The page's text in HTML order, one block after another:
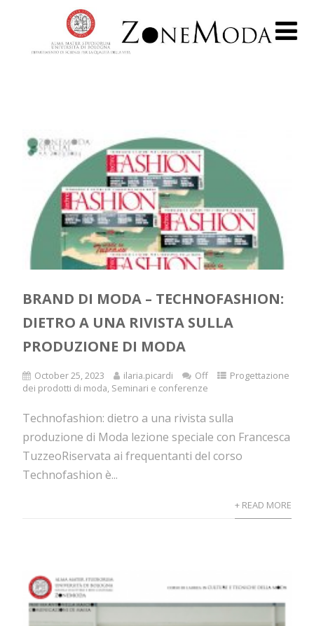
BRAND DI MODA – TECHNOFASHION:
DIETRO A UNA RIVISTA SULLA
PRODUZIONE DI MODA
October 25, 2023 ilaria.picardi Off
Progettazione
dei prodotti di moda, Seminari e conferenze
Technofashion: dietro a una rivista sulla
produzione di Moda lezione speciale con Francesca
TuzzeoRiservata ai frequentanti del corso
Technofashion è...
+ READ MORE